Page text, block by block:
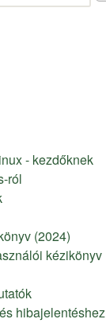
- kezdőknek
ról
(2024)
kézikönyv
hibajelentéshez